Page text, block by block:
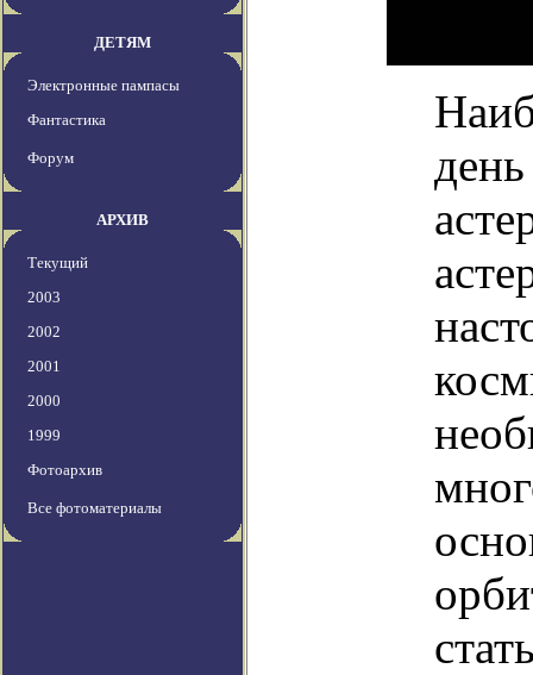
ДЕТЯМ
Электронные пампасы
Фантастика
Форум
АРХИВ
Текущий
2003
2002
2001
2000
1999
Фотоархив
Все фотоматериалы